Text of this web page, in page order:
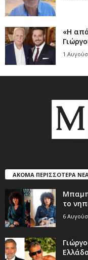
«Η
1
ΑΚΟΜΑ ΠΕΡΙΣΣΟΤΕΡΑ ΝΕΑ
το
6